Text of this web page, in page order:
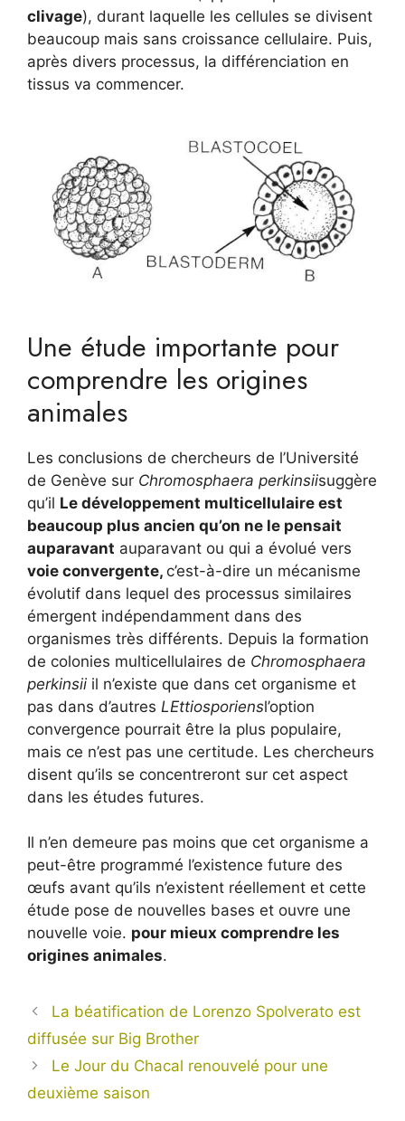
clivage), durant laquelle les cellules se divisent
beaucoup mais sans croissance cellulaire. Puis,
après divers processus, la différenciation en
tissus va commencer.
Une étude importante pour
comprendre les origines
animales
Les conclusions de chercheurs de l’Université
de Genève sur Chromosphaera perkinsiisuggère
qu’il Le développement multicellulaire est
beaucoup plus ancien qu’on ne le pensait
auparavant auparavant ou qui a évolué vers
voie convergente, c’est-à-dire un mécanisme
évolutif dans lequel des processus similaires
émergent indépendamment dans des
organismes très différents. Depuis la formation
de colonies multicellulaires de Chromosphaera
perkinsii il n’existe que dans cet organisme et
pas dans d’autres LEttiosporiensl’option
convergence pourrait être la plus populaire,
mais ce n’est pas une certitude. Les chercheurs
disent qu’ils se concentreront sur cet aspect
dans les études futures.
Il n’en demeure pas moins que cet organisme a
peut-être programmé l’existence future des
œufs avant qu’ils n’existent réellement et cette
étude pose de nouvelles bases et ouvre une
nouvelle voie. pour mieux comprendre les
origines animales.
La béatification de Lorenzo Spolverato est
diffusée sur Big Brother
Le Jour du Chacal renouvelé pour une
deuxième saison